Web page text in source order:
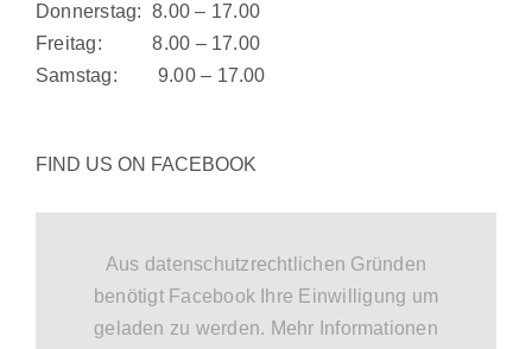
Donnerstag: 8.00 – 17.00
Freitag: 8.00 – 17.00
Samstag: 9.00 – 17.00
FIND US ON FACEBOOK
Aus datenschutzrechtlichen Gründen
benötigt Facebook Ihre Einwilligung um
geladen zu werden. Mehr Informationen